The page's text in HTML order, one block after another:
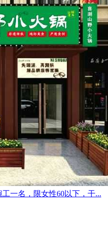
一名，限女性60以下，干...